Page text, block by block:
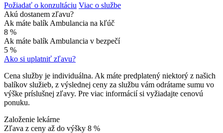
Požiadať o konzultáciu Viac o službe
Akú dostanem zľavu?
Ak máte balík Ambulancia na kľúč
8 %
Ak máte balík Ambulancia v bezpečí
5 %
Ako si uplatniť zľavu?
Cena služby je individuálna. Ak máte predplatený niektorý z našich
balíkov služieb, z výslednej ceny za službu vám odrátame sumu vo
výške príslušnej zľavy. Pre viac informácií si vyžiadajte cenovú
ponuku.
Založenie lekárne
Zľava z ceny až do výšky 8 %